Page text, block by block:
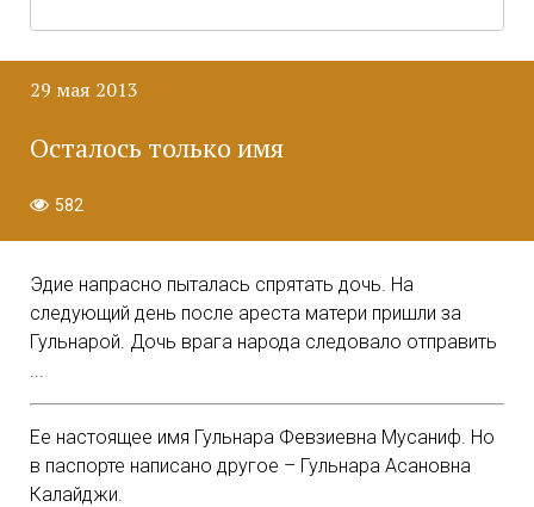
Осталось только имя
29 мая 2013
582
Эдие напрасно пыталась спрятать дочь. На
следующий день после ареста матери пришли за
Гульнарой. Дочь врага народа следовало отправить
...
Ее настоящее имя Гульнара Февзиевна Мусаниф. Но
в паспорте написано другое – Гульнара Асановна
Калайджи.